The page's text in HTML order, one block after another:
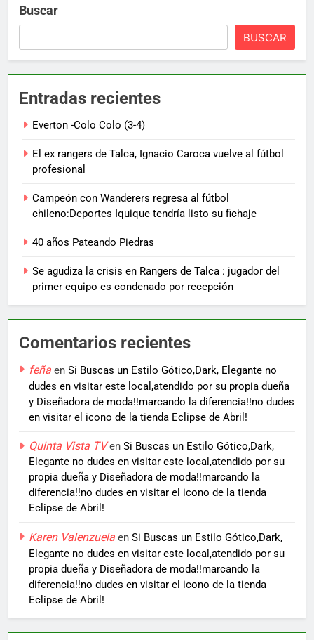
Buscar
BUSCAR
Entradas recientes
Everton -Colo Colo (3-4)
El ex rangers de Talca, Ignacio Caroca vuelve al fútbol
profesional
Campeón con Wanderers regresa al fútbol
chileno:Deportes Iquique tendría listo su fichaje
40 años Pateando Piedras
Se agudiza la crisis en Rangers de Talca : jugador del
primer equipo es condenado por recepción
Comentarios recientes
feña en Si Buscas un Estilo Gótico,Dark, Elegante no
dudes en visitar este local,atendido por su propia dueña
y Diseñadora de moda!!marcando la diferencia!!no dudes
en visitar el icono de la tienda Eclipse de Abril!
Quinta Vista TVen Si Buscas un Estilo Gótico,Dark,
Elegante no dudes en visitar este local,atendido por su
propia dueña y Diseñadora de moda!!marcando la
diferencia!!no dudes en visitar el icono de la tienda
Eclipse de Abril!
Karen Valenzuela en Si Buscas un Estilo Gótico,Dark,
Elegante no dudes en visitar este local,atendido por su
propia dueña y Diseñadora de moda!!marcando la
diferencia!!no dudes en visitar el icono de la tienda
Eclipse de Abril!